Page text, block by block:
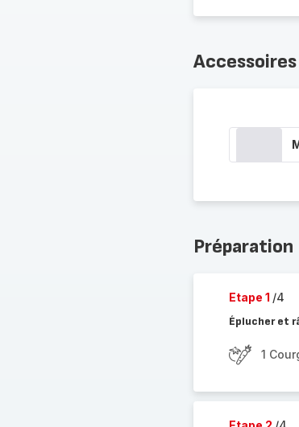
Accessoires
Préparation
Etape 1 /4
Éplucher et
1